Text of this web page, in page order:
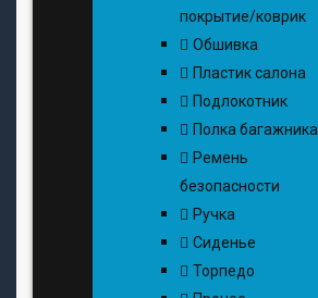
покрытие/коврик
Обшивка
Пластик салона
Подлокотник
Полка багажника
Ремень
безопасности
Ручка
Сиденье
Торпедо